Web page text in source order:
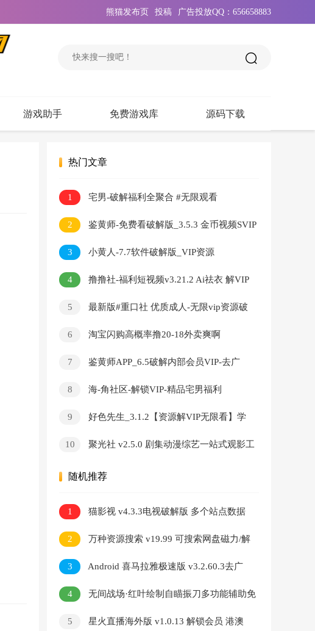
广告投放QQ：656658883
投稿
熊猫发布页
游戏助手 免费游戏库 源码下载
热门文章
1 宅男-破解福利全聚合 #无限观看
2
鉴黄师-免费看破解版_3.5.3 金币视频SVIP
无限看
3
小黄人-7.7软件破解版_VIP资源
4
撸撸社-福利短视频v3.21.2 Ai祛衣 解VIP
5
最新版#重口社 优质成人-无限vip资源破
6
淘宝闪购高概率撸20-18外卖爽啊
7
鉴黄师APP_6.5破解内部会员VIP-去广
8
海-角社区-解锁VIP-精品宅男福利
9
好色先生_3.1.2【资源解VIP无限看】学
10
聚光社 v2.5.0 剧集动漫综艺一站式观影工
随机推荐
1
猫影视 v4.3.3电视破解版 多个站点数据
源
2
万种资源搜索 v19.99 可搜索网盘磁力/解
锁会员
3
Android 喜马拉雅极速版 v3.2.60.3去广
告纯净版
4
无间战场·红叶绘制自瞄振刀多功能辅助免
5
星火直播海外版 v1.0.13 解锁会员 港澳